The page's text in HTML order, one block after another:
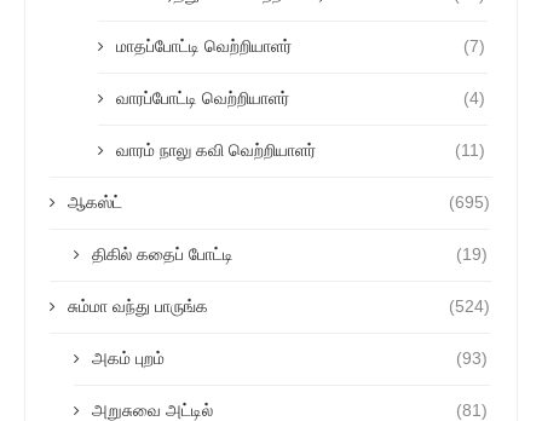
மாதப்போட்டி வெற்றியாளர் (7)
வாரப்போட்டி வெற்றியாளர் (4)
வாரம் நாலு கவி வெற்றியாளர் (11)
ஆகஸ்ட் (695)
திகில் கதைப் போட்டி (19)
சும்மா வந்து பாருங்க (524)
அகம் புறம் (93)
அறுசுவை அட்டில் (81)